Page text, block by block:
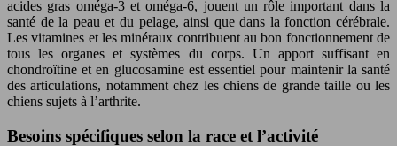
acides gras oméga-3 et oméga-6, jouent un rôle important dans la
santé de la peau et du pelage, ainsi que dans la fonction cérébrale.
Les vitamines et les minéraux contribuent au bon fonctionnement de
tous les organes et systèmes du corps. Un apport suffisant en
chondroïtine et en glucosamine est essentiel pour maintenir la santé
des articulations, notamment chez les chiens de grande taille ou les
chiens sujets à l’arthrite.
Besoins spécifiques selon la race et l’activité